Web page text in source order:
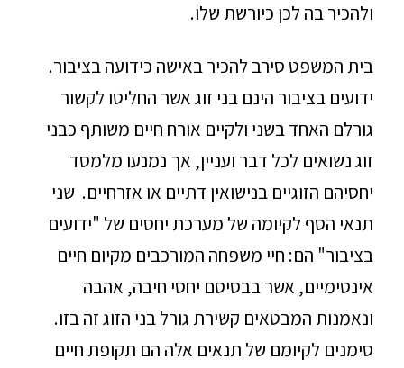
ולהכיר בה לכן כיורשת שלו.
בית המשפט סירב להכיר באישה כידועה בציבור.
ידועים בציבור הינם בני זוג אשר החליטו לקשור
גורלם האחד בשני ולקיים אורח חיים משותף כבני
זוג נשואים לכל דבר ועניין, אך נמנעו מלמסד
יחסיהם הזוגיים בנישואין דתיים או אזרחיים. שני
תנאי הסף לקיומה של מערכת יחסים של "ידועים
בציבור" הם: חיי משפחה המורכבים מקיום חיים
אינטימיים, אשר בבסיסם יחסי חיבה, אהבה
ונאמנות המבטאים קשירת גורל בני הזוג זה בזו.
סימנים לקיומם של תנאים אלה הם תקופת חיים